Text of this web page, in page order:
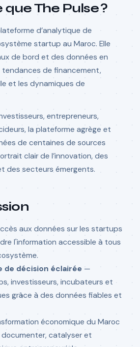
que The Pulse ?
d’analytique de
startup au Maroc. Elle
de bord et des données en
tendances de financement,
et les dynamiques de
entrepreneurs,
la plateforme agrège et
de centaines de sources
clair de l’innovation, des
des secteurs émergents.
aux données sur les startups
l'information accessible à tous
de décision éclairée —
investisseurs, incubateurs et
grâce à des données fiables et
économique du Maroc
catalyser et